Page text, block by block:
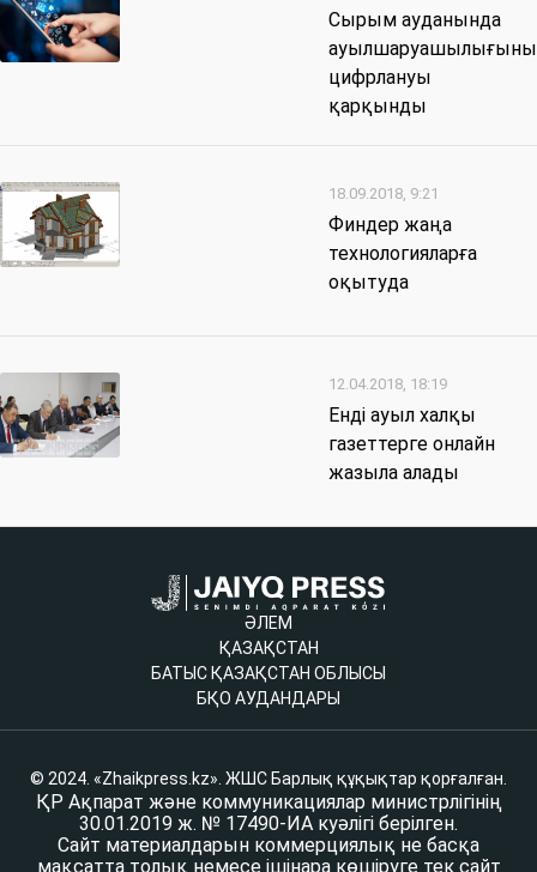
Сырым ауданында
цифрлануы
қарқынды
18.09.2018, 9:21
Финдер жаңа
технологияларға
оқытуда
12.04.2018, 18:19
Енді ауыл халқы
газеттерге онлайн
жазыла алады
ӘЛЕМ
ҚАЗАҚСТАН
БАТЫС ҚАЗАҚСТАН ОБЛЫСЫ
БҚО АУДАНДАРЫ
© 2024. «Zhaikpress.kz». ЖШС Барлық құқықтар қорғалған.
ҚР Ақпарат және коммуникациялар министрлігінің
30.01.2019 ж. № 17490-ИА куәлігі берілген.
Сайт материалдарын коммерциялық не басқа
мақсатта толық немесе ішінара көшіруге тек сайт